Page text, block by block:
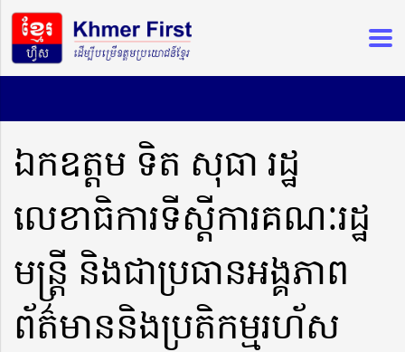
ឯកឧត្តម ទិត សុធា រដ្ឋ
លេខាធិការទីស្តីការគណៈរដ្ឋ
មន្ត្រី និងជាប្រធានអង្គភាព
ព័ត៌មាននិងប្រតិកម្មរហ័ស